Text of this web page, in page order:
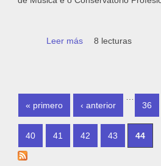
Leer más sobre Tui convoca
8 lecturas
PÁGINAS
« primero ‹ anterior
36
40 41 42 43 44